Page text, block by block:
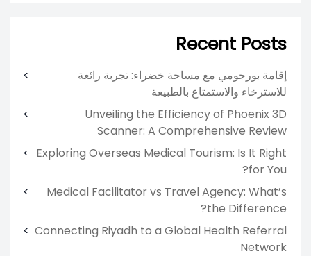
Recent Posts
إقامة بورجومي مع مساحة خضراء: تجربة رائعة
للاسترخاء والاستمتاع بالطبيعة
Unveiling the Efficiency of Phoenix 3D
Scanner: A Comprehensive Review
Exploring Overseas Medical Tourism: Is It Right
for You?
Medical Facilitator vs Travel Agency: What’s
the Difference?
Connecting Riyadh to a Global Health Referral
Network